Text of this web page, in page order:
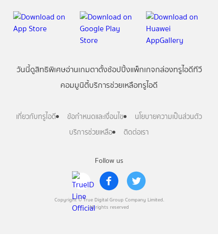
Follow us
Copyright © True Digital Group Company Limited.
All rights reserved
วันนี้ดูสิทธิพิเศษอ่านเกมตาตั้งช้อปปิ้งแพ็กเกจกล่องทรูไอดีทีวี
คอมมูนิตี้บริการช่วยเหลือทรูไอดี
เกี่ยวกับทรูไอดี ข้อกำหนดและเงื่อนไข
นโยบายความเป็นส่วนตัว
บริการช่วยเหลือ
ติดต่อเรา